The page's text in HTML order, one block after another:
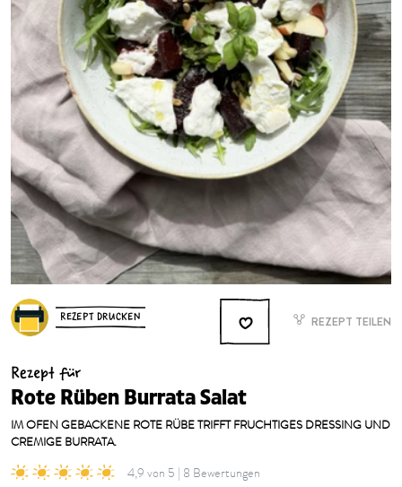
REZEPT DRUCKEN REZEPT TEILEN
Rezept für
Rote Rüben Burrata Salat
IM OFEN GEBACKENE ROTE RÜBE TRIFFT FRUCHTIGES DRESSING UND
CREMIGE BURRATA.
4,9 von 5 | 8 Bewertungen